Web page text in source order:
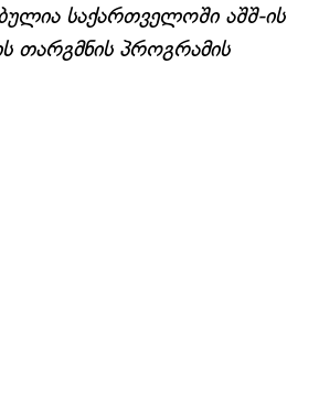
საქართველოში აშშ-ის
თარგმნის პროგრამის